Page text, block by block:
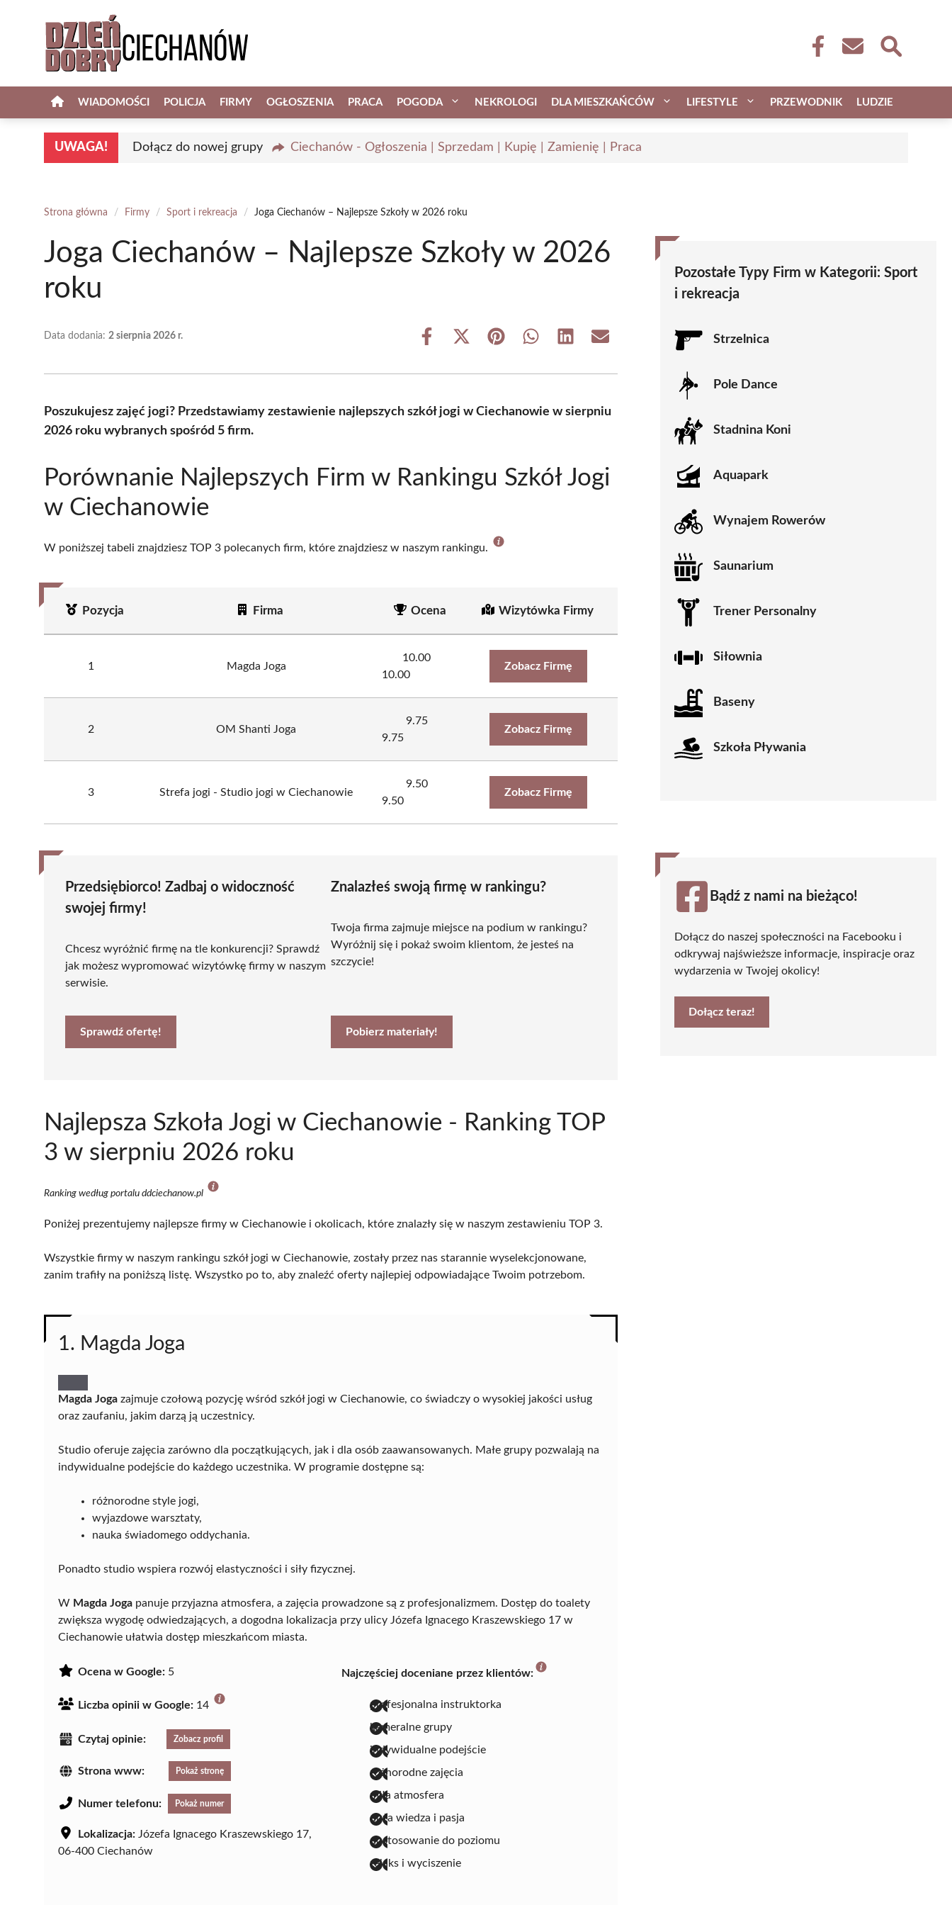
WIADOMOŚCI POLICJA FIRMY OGŁOSZENIA PRACA POGODA NEKROLOGI DLA MIESZKAŃCÓW LIFESTYLE PRZEWODNIK LUDZIE
UWAGA! Dołącz do nowej grupy Ciechanów - Ogłoszenia | Sprzedam | Kupię | Zamienię | Praca
Strona główna / Firmy / Sport i rekreacja / Joga Ciechanów – Najlepsze Szkoły w 2026 roku
Joga Ciechanów – Najlepsze Szkoły w 2026
roku
Data dodania: 2 sierpnia 2026 r.
Share
Share
(Twitter)
Share Share Share Share
Poszukujesz zajęć jogi? Przedstawiamy zestawienie najlepszych szkół jogi w Ciechanowie w sierpniu
2026 roku wybranych spośród 5 firm.
Porównanie Najlepszych Firm w Rankingu Szkół Jogi
w Ciechanowie
W poniższej tabeli znajdziesz TOP 3 polecanych firm, które znajdziesz w naszym rankingu.
Pozycja Firma Ocena Wizytówka Firmy
1 Magda Joga
10.00
10.00
Zobacz Firmę
2 OM Shanti Joga
9.75
9.75
Zobacz Firmę
3 Strefa jogi - Studio jogi w Ciechanowie
9.50
9.50
Zobacz Firmę
Przedsiębiorco! Zadbaj o widoczność
swojej firmy!
Chcesz wyróżnić firmę na tle konkurencji? Sprawdź
jak możesz wypromować wizytówkę firmy w naszym
serwisie.
Sprawdź ofertę!
Znalazłeś swoją firmę w rankingu?
Twoja firma zajmuje miejsce na podium w rankingu?
Wyróżnij się i pokaż swoim klientom, że jesteś na
szczycie!
Pobierz materiały!
Najlepsza Szkoła Jogi w Ciechanowie - Ranking TOP
3 w sierpniu 2026 roku
Ranking według portalu ddciechanow.pl
Poniżej prezentujemy najlepsze firmy w Ciechanowie i okolicach, które znalazły się w naszym zestawieniu TOP 3.
Wszystkie firmy w naszym rankingu szkół jogi w Ciechanowie, zostały przez nas starannie wyselekcjonowane,
zanim trafiły na poniższą listę. Wszystko po to, aby znaleźć oferty najlepiej odpowiadające Twoim potrzebom.
1. Magda Joga
Magda Joga zajmuje czołową pozycję wśród szkół jogi w Ciechanowie, co świadczy o wysokiej jakości usług
oraz zaufaniu, jakim darzą ją uczestnicy.
Studio oferuje zajęcia zarówno dla początkujących, jak i dla osób zaawansowanych. Małe grupy pozwalają na
indywidualne podejście do każdego uczestnika. W programie dostępne są:
różnorodne style jogi,
wyjazdowe warsztaty,
nauka świadomego oddychania.
Ponadto studio wspiera rozwój elastyczności i siły fizycznej.
W Magda Joga panuje przyjazna atmosfera, a zajęcia prowadzone są z profesjonalizmem. Dostęp do toalety
zwiększa wygodę odwiedzających, a dogodna lokalizacja przy ulicy Józefa Ignacego Kraszewskiego 17 w
Ciechanowie ułatwia dostęp mieszkańcom miasta.
Ocena w Google: 5
Liczba opinii w Google: 14
Czytaj opinie: Zobacz profil
Strona www: Pokaż stronę
Numer telefonu: Pokaż numer
Lokalizacja: Józefa Ignacego Kraszewskiego 17,
06-400 Ciechanów
Najczęściej doceniane przez klientów:
profesjonalna instruktorka
kameralne grupy
indywidualne podejście
różnorodne zajęcia
miła atmosfera
duża wiedza i pasja
dostosowanie do poziomu
relaks i wyciszenie
Pozostałe Typy Firm w Kategorii: Sport
i rekreacja
Strzelnica
Pole Dance
Stadnina Koni
Aquapark
Wynajem Rowerów
Saunarium
Trener Personalny
Siłownia
Baseny
Szkoła Pływania
Bądź z nami na bieżąco!
Dołącz do naszej społeczności na Facebooku i
odkrywaj najświeższe informacje, inspiracje oraz
wydarzenia w Twojej okolicy!
Dołącz teraz!